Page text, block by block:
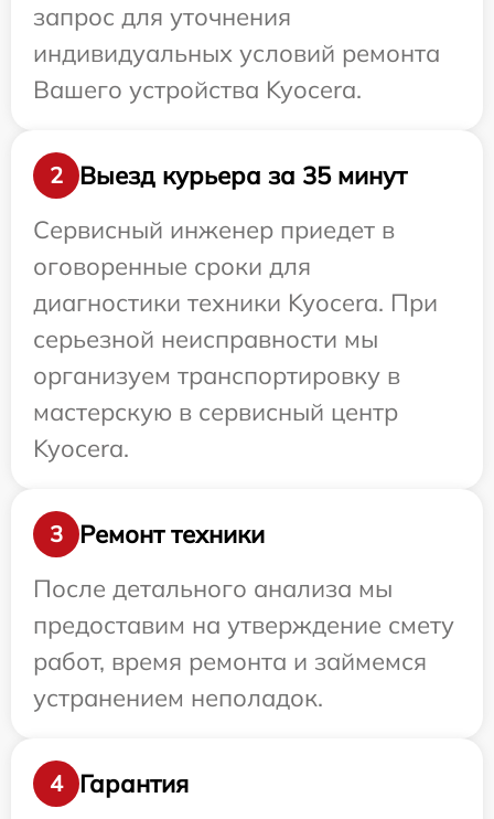
запрос для уточнения
индивидуальных условий ремонта
Вашего устройства Kyocera.
2
Выезд курьера за 35 минут
Сервисный инженер приедет в
оговоренные сроки для
диагностики техники Kyocera. При
серьезной неисправности мы
организуем транспортировку в
мастерскую в сервисный центр
Kyocera.
3
Ремонт техники
После детального анализа мы
предоставим на утверждение смету
работ, время ремонта и займемся
устранением неполадок.
4 Гарантия